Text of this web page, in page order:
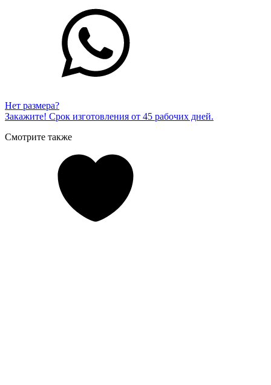
Нет размера?
Закажите! Срок изготовления от 45 рабочих дней.
Смотрите также